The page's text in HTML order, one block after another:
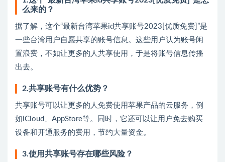
么来的？
据了解，这个“最新台湾苹果id共享账号2023[优质免费]”是
一些台湾用户自愿共享的账号信息。这些用户认为账号闲
置浪费，不如让更多的人共享使用，于是将账号信息传播
出去。
2.共享账号有什么优势？
共享账号可以让更多的人免费使用苹果产品的云服务，例
如iCloud、AppStore等。同时，它还可以让用户免去购买
设备和开通服务的费用，节约大量资金。
3.使用共享账号存在哪些风险？